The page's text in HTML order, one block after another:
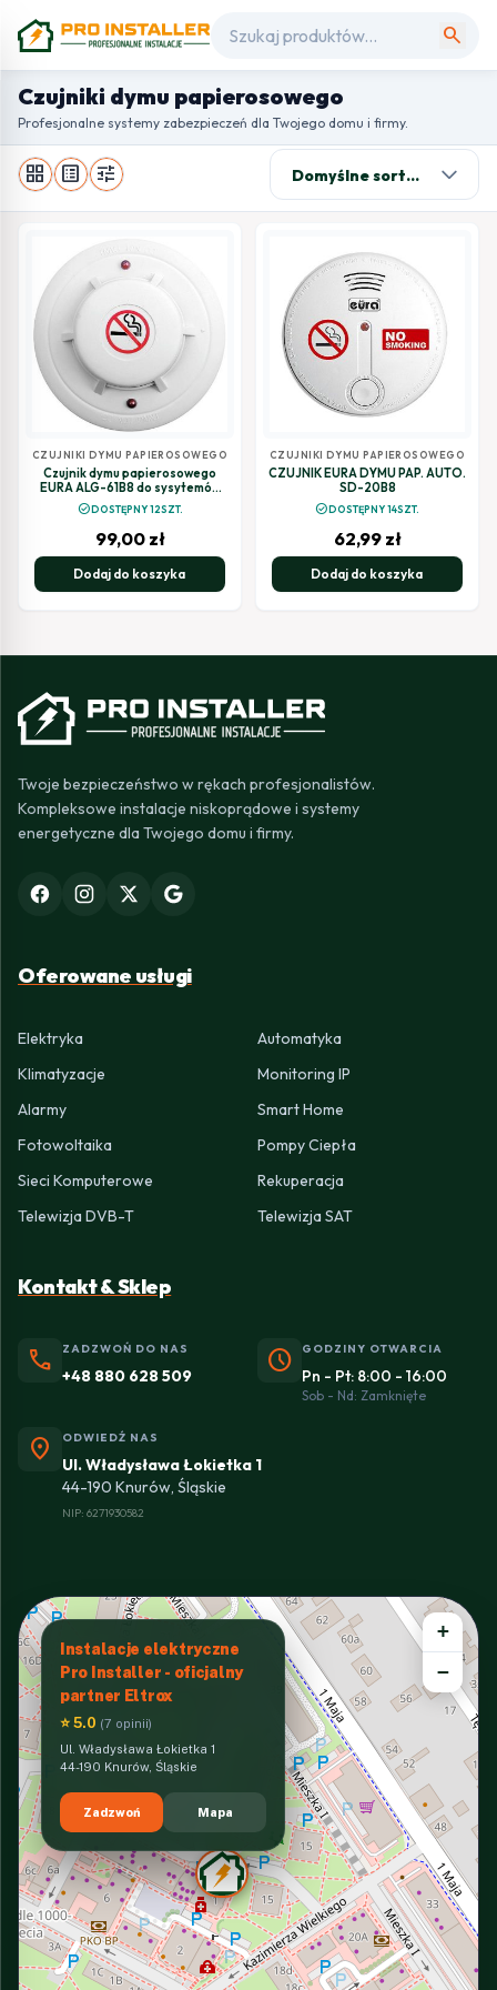
search
Czujniki dymu papierosowego
Profesjonalne systemy zabezpieczeń dla Twojego domu i firmy.
grid_view list_alt tune
CZUJNIKI DYMU PAPIEROSOWEGO
Czujnik dymu papierosowego
EURA ALG-61B8 do sysytemów
check_circleDOSTĘPNY 12SZT.
99,00 zł
Dodaj do koszyka
CZUJNIKI DYMU PAPIEROSOWEGO
CZUJNIK EURA DYMU PAP. AUTO.
SD-20B8
check_circleDOSTĘPNY 14SZT.
62,99 zł
Dodaj do koszyka
Twoje bezpieczeństwo w rękach profesjonalistów.
Kompleksowe instalacje niskoprądowe i systemy
energetyczne dla Twojego domu i firmy.
Oferowane usługi
Elektryka
Automatyka
Klimatyzacje
Monitoring IP
Alarmy
Smart Home
Fotowoltaika
Pompy Ciepła
Sieci Komputerowe
Rekuperacja
Telewizja DVB-T
Telewizja SAT
Kontakt & Sklep
phone ZADZWOŃ DO NAS
+48 880 628 509 schedule GODZINY OTWARCIA
Pn - Pt: 8:00 - 16:00
Sob - Nd: Zamknięte
location_on ODWIEDŹ NAS
Ul. Władysława Łokietka 1
44-190 Knurów, Śląskie
NIP: 6271930582
Instalacje elektryczne
Pro Installer - oficjalny
partner Eltrox
⭐ 5.0 (7 opinii)
Ul. Władysława Łokietka 1
44-190 Knurów, Śląskie
Zadzwoń Mapa
+
−